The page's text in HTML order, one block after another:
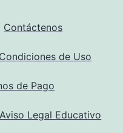
Contáctenos
Condiciones de Uso
de Pago
Aviso Legal Educativo